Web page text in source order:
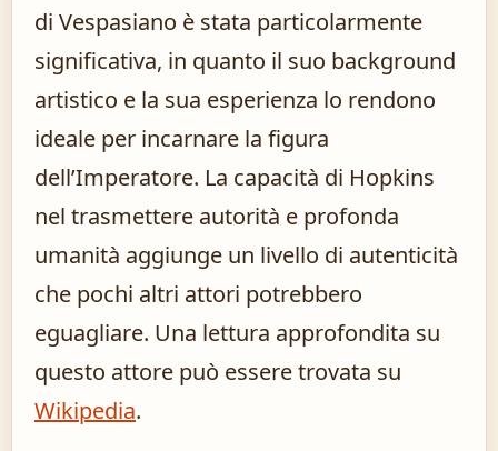
di Vespasiano è stata particolarmente
significativa, in quanto il suo background
artistico e la sua esperienza lo rendono
ideale per incarnare la figura
dell’Imperatore. La capacità di Hopkins
nel trasmettere autorità e profonda
umanità aggiunge un livello di autenticità
che pochi altri attori potrebbero
eguagliare. Una lettura approfondita su
questo attore può essere trovata su
Wikipedia.